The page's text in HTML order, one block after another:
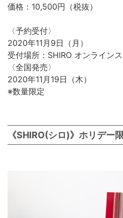
価格：10,500円（税抜）
〈予約受付〉
2020年11月9日（月）
受付場所：SHIRO オンライン
〈全国発売〉
2020年11月19日（木）
※数量限定
《SHIRO(シロ)》ホリデー